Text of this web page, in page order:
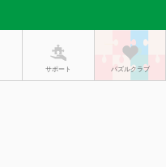
サポート パズルクラブ